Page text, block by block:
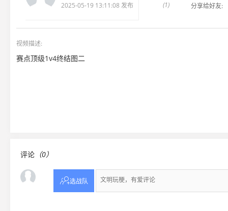
2025-05-19 13:11:08 发布 (1) 分享给好友:
视频描述:
赛点顶级1v4终结图二
评论 （0）
选战队